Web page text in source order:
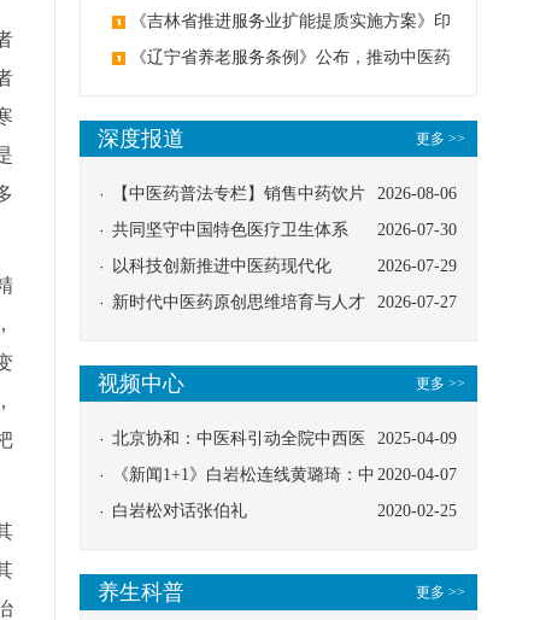
《吉林省推进服务业扩能提质实施方案》印
发：创建中医类国家医学中心
《辽宁省养老服务条例》公布，推动中医药
更多 >>
深度报道
2026-08-06
【中医药普法专栏】销售中药饮片
应告知煎服方法及注意事项
2026-07-30
共同坚守中国特色医疗卫生体系
2026-07-29
以科技创新推进中医药现代化
2026-07-27
新时代中医药原创思维培育与人才
更多 >>
视频中心
2025-04-09
北京协和：中医科引动全院中西医
协同
2020-04-07
《新闻1+1》白岩松连线黄璐琦：中
医救治的临床效果
2020-02-25
白岩松对话张伯礼
更多 >>
养生科普